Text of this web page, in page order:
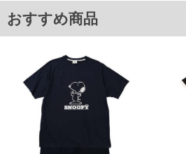
パンツ：前閉じ／バックポケット／ウエス
[トップス]
サイズ/バスト/総丈/裾周り/肩幅/袖丈/アー
3L/136/80/136/58/59/62/28
4L/146/82/146/60/60/64/28
5L/156/84/156/62/60/66/30
6L/166/86/166/64/60/68/30
8L/186/88/186/68/61/72/32
おすすめ商品